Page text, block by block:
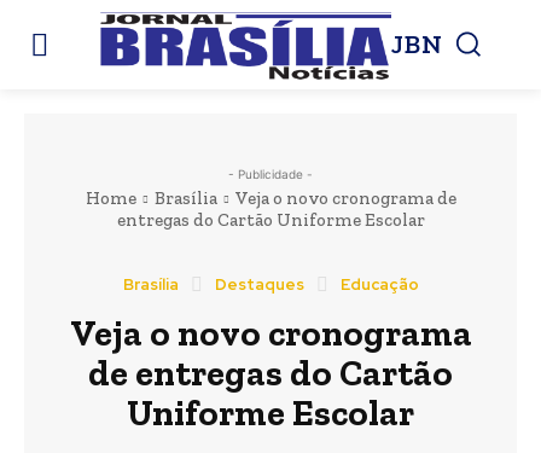
JBN
- Publicidade -
Home Brasília
Veja o novo cronograma de
entregas do Cartão Uniforme Escolar
Brasília Destaques Educação
Veja o novo cronograma
de entregas do Cartão
Uniforme Escolar